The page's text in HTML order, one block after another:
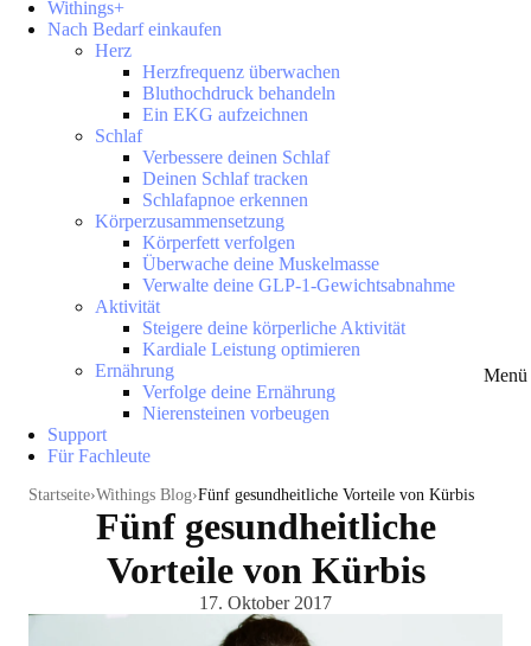
Menü
Withings+
Nach Bedarf einkaufen
Herz
Herzfrequenz überwachen
Bluthochdruck behandeln
Ein EKG aufzeichnen
Schlaf
Verbessere deinen Schlaf
Deinen Schlaf tracken
Schlafapnoe erkennen
Körperzusammensetzung
Körperfett verfolgen
Überwache deine Muskelmasse
Verwalte deine GLP-1-Gewichtsabnahme
Aktivität
Steigere deine körperliche Aktivität
Kardiale Leistung optimieren
Ernährung
Verfolge deine Ernährung
Nierensteinen vorbeugen
Support
Für Fachleute
Startseite Withings Blog Fünf gesundheitliche Vorteile von Kürbis
Fünf gesundheitliche
Vorteile von Kürbis
17. Oktober 2017